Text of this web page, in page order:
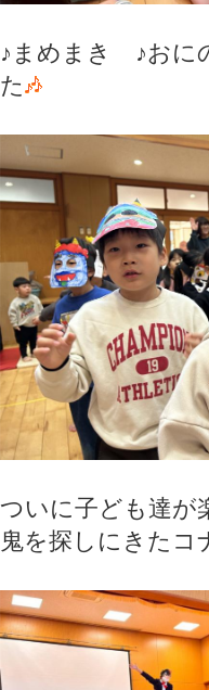
♪まめまき ♪おに
た
ついに子ども達
鬼を探しにきたコ